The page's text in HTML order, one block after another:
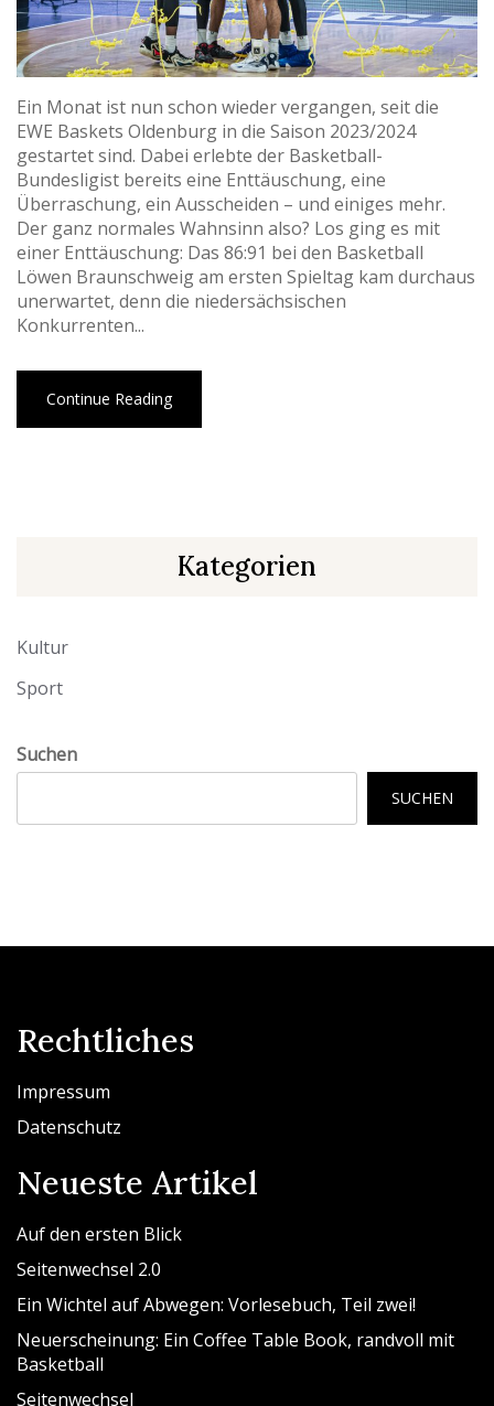
Ein Monat ist nun schon wieder vergangen, seit die
EWE Baskets Oldenburg in die Saison 2023/2024
gestartet sind. Dabei erlebte der Basketball-
Bundesligist bereits eine Enttäuschung, eine
Überraschung, ein Ausscheiden – und einiges mehr.
Der ganz normales Wahnsinn also? Los ging es mit
einer Enttäuschung: Das 86:91 bei den Basketball
Löwen Braunschweig am ersten Spieltag kam durchaus
unerwartet, denn die niedersächsischen
Konkurrenten...
Continue Reading
Kategorien
Kultur
Sport
Suchen
SUCHEN
Rechtliches
Impressum
Datenschutz
Neueste Artikel
Auf den ersten Blick
Seitenwechsel 2.0
Ein Wichtel auf Abwegen: Vorlesebuch, Teil zwei!
Neuerscheinung: Ein Coffee Table Book, randvoll mit
Basketball
Seitenwechsel